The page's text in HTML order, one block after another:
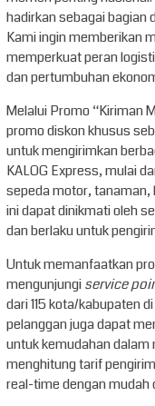
hadirkan sebagai bagian
Kami ingin memberikan
memperkuat peran
dan pertumbuhan
Melalui Promo “Kiriman
promo diskon khusus
untuk mengirimkan
KALOG Express, mulai
sepeda motor, tanaman,
ini dapat dinikmati oleh
dan berlaku untuk
Untuk memanfaatkan
mengunjungiservice
dari 115 kota/kabupaten
pelanggan juga dapat
untuk kemudahan dalam
menghitung tarif
real-time dengan mudah